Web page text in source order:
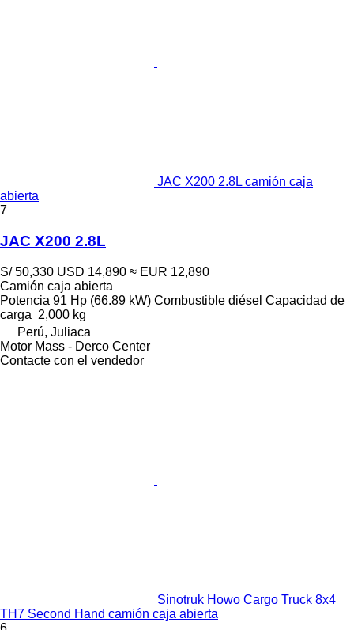
JAC X200 2.8L camión caja
abierta
7
JAC X200 2.8L
S/ 50,330 USD 14,890 ≈ EUR 12,890
Camión caja abierta
Potencia 91 Hp (66.89 kW) Combustible diésel Capacidad de
carga 2,000 kg
Perú, Juliaca
Motor Mass - Derco Center
Contacte con el vendedor
Sinotruk Howo Cargo Truck 8x4
TH7 Second Hand camión caja abierta